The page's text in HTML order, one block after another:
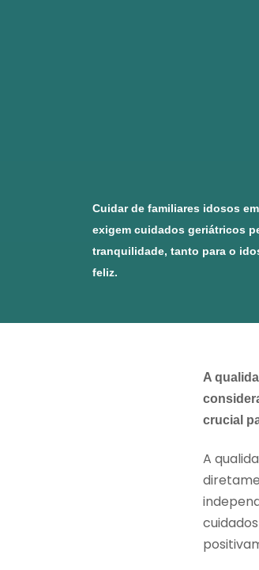
Cuidar de familiares idosos
exigem cuidados geriátricos
tranquilidade, tanto para o
feliz.
A
crucial
A